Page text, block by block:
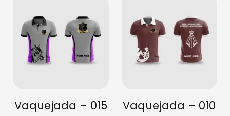
Vaquejada – 015 Vaquejada – 010